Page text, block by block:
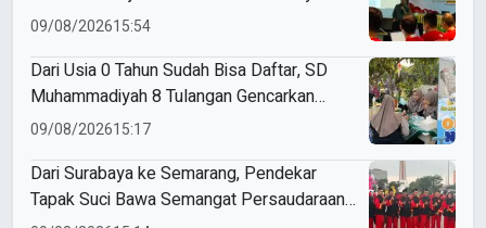
09/08/202615:54
Dari Usia 0 Tahun Sudah Bisa Daftar, SD
Muhammadiyah 8 Tulangan Gencarkan
SPMB
09/08/202615:17
Dari Surabaya ke Semarang, Pendekar
Tapak Suci Bawa Semangat Persaudaraan